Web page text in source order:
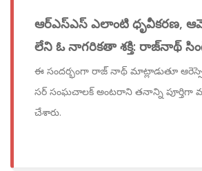
ఆర్ఎస్ఎస్ ఎలాంటి ధృవీకరణ,
లేని ఓ నాగరికతా శక్తి: రాజ్‌నాథ్
ఈ సందర్భంగా రాజ్ నాథ్ మాట్లాడుతూ
సర్ సంఘచాలక్ అంటరాని తనాన్ని పూర్తిగా
చేశారు.